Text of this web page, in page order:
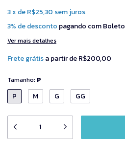
3x deR$25,30 sem juros
3% de desconto pagando com Boleto
Ver mais detalhes
Frete grátisa partir deR$200,00
Tamanho: P
P M G GG